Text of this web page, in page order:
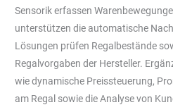
Sensorik erfassen
unterstützen die automatische
Lösungen prüfen Regalbestände
Regalvorgaben der Hersteller.
wie dynamische Preissteuerung,
am Regal sowie die Analyse von